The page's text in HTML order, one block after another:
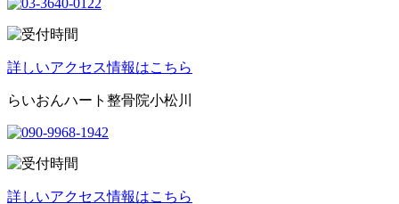
詳しいアクセス情報はこちら
らいおんハート整骨院小松川
詳しいアクセス情報はこちら